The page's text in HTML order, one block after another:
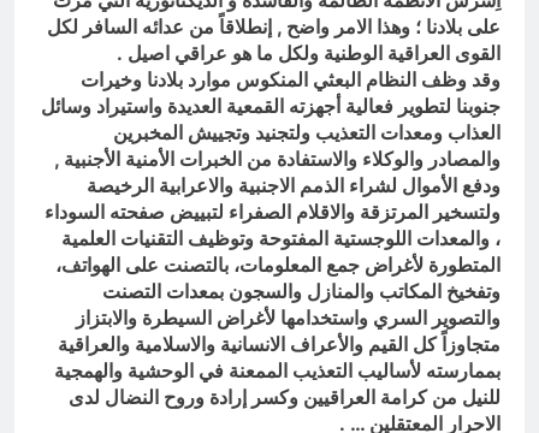
وعمليات النهب
10 ساعات Ago
السابع من آب يوم الشهيد الأشوري قيم
الشهادة عند الأشوريين ودور الشهيد في
صناعة التاريخ
11 ساعة Ago
على بلادنا ؛ وهذا الامر واضح , إنطلاقاً من عدائه السافر لكل
القوى العراقية الوطنية ولكل ما هو عراقي اصيل .
وقد وظف النظام البعثي المنكوس موارد بلادنا وخيرات
جنوبنا لتطوير فعالية أجهزته القمعية العديدة واستيراد وسائل
العذاب ومعدات التعذيب ولتجنيد وتجييش المخبرين
والمصادر والوكلاء والاستفادة من الخبرات الأمنية الأجنبية ,
ودفع الأموال لشراء الذمم الاجنبية والاعرابية الرخيصة
ولتسخير المرتزقة والاقلام الصفراء لتبييض صفحته السوداء
، والمعدات اللوجستية المفتوحة وتوظيف التقنيات العلمية
المتطورة لأغراض جمع المعلومات، بالتصنت على الهواتف،
وتفخيخ المكاتب والمنازل والسجون بمعدات التصنت
والتصوير السري واستخدامها لأغراض السيطرة والابتزاز
متجاوزاً كل القيم والأعراف الانسانية والاسلامية والعراقية
بممارسته لأساليب التعذيب الممعنة في الوحشية والهمجية
للنيل من كرامة العراقيين وكسر إرادة وروح النضال لدى
الاحرار المعتقلين … .